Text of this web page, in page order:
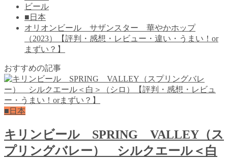
ビール
■日本
オリオンビール サザンスター 華やかホップ
（2023）【評判・感想・レビュー・違い・うまい！or
まずい？】
おすすめの記事
■日本
キリンビール SPRING VALLEY（ス
プリングバレー） シルクエール＜白